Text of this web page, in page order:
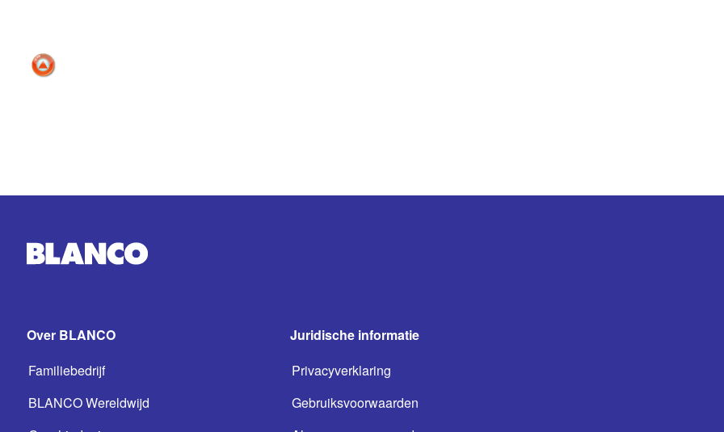
Over BLANCO
Familiebedrijf
BLANCO Wereldwijd
Juridische informatie
Privacyverklaring
Gebruiksvoorwaarden